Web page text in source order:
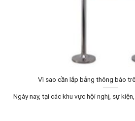
Vì sao cần lắp bảng thông báo
Ngày nay, tại các khu vực hội nghị, sự